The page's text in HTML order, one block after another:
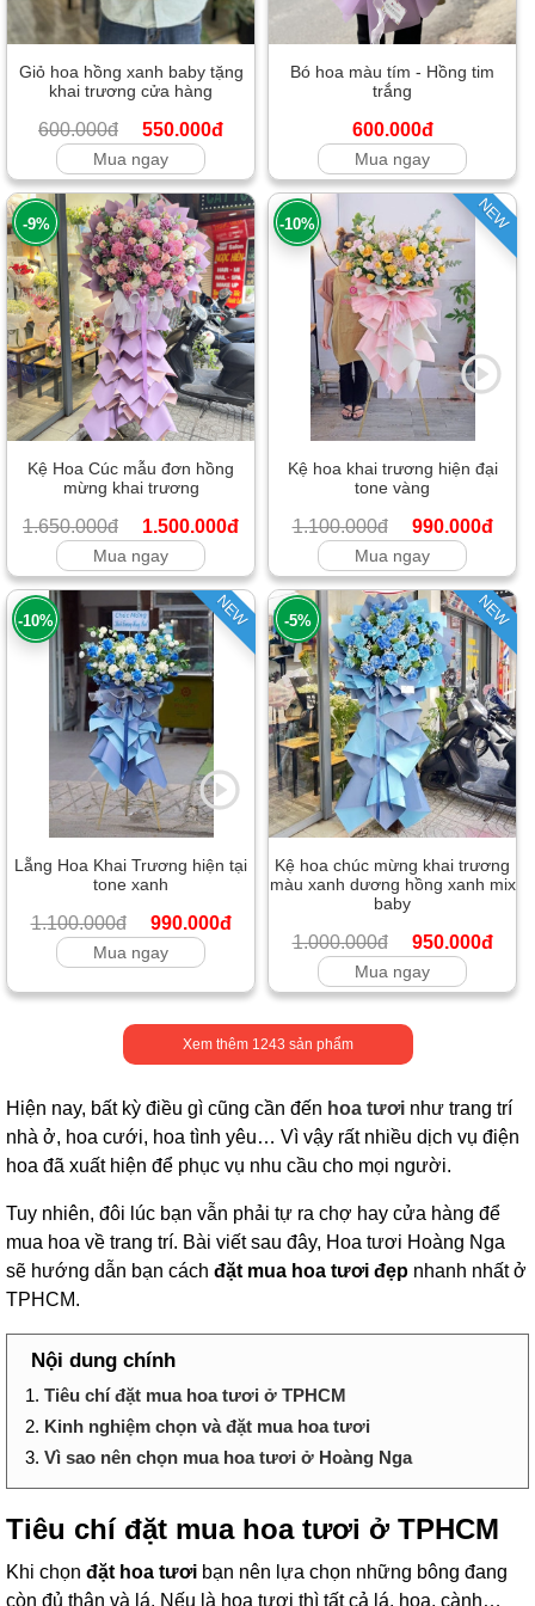
Giỏ hoa hồng xanh baby tặng
khai trương cửa hàng
600.000đ 550.000đ
Mua ngay
Bó hoa màu tím - Hồng tim
trắng
600.000đ
Mua ngay
-9%
Kệ Hoa Cúc mẫu đơn hồng
mừng khai trương
1.650.000đ 1.500.000đ
Mua ngay
NEW
-10%
Kệ hoa khai trương hiện đại
tone vàng
1.100.000đ 990.000đ
Mua ngay
NEW
-10%
Lẵng Hoa Khai Trương hiện tại
tone xanh
1.100.000đ 990.000đ
Mua ngay
NEW
-5%
Kệ hoa chúc mừng khai trương
màu xanh dương hồng xanh mix
baby
1.000.000đ 950.000đ
Mua ngay
Xem thêm 1243 sản phẩm
Hiện nay, bất kỳ điều gì cũng cần đến hoa tươi như trang trí
nhà ở, hoa cưới, hoa tình yêu… Vì vậy rất nhiều dịch vụ điện
hoa đã xuất hiện để phục vụ nhu cầu cho mọi người.
Tuy nhiên, đôi lúc bạn vẫn phải tự ra chợ hay cửa hàng để
mua hoa về trang trí. Bài viết sau đây, Hoa tươi Hoàng Nga
sẽ hướng dẫn bạn cách đặt mua hoa tươi đẹp nhanh nhất ở
TPHCM.
Nội dung chính
1. Tiêu chí đặt mua hoa tươi ở TPHCM
2. Kinh nghiệm chọn và đặt mua hoa tươi
3. Vì sao nên chọn mua hoa tươi ở Hoàng Nga
Tiêu chí đặt mua hoa tươi ở TPHCM
Khi chọn đặt hoa tươi bạn nên lựa chọn những bông đang
còn đủ thân và lá. Nếu là hoa tươi thì tất cả lá, hoa, cành…